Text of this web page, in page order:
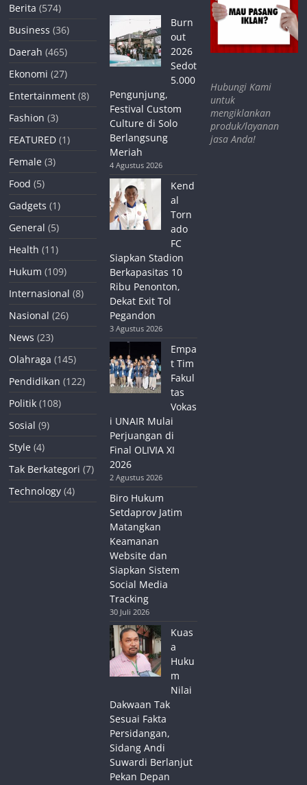
Berita (574)
Business (36)
Daerah (465)
Ekonomi (27)
Entertainment (8)
Fashion (3)
FEATURED (1)
Female (3)
Food (5)
Gadgets (1)
General (5)
Health (11)
Hukum (109)
Internasional (8)
Nasional (26)
News (23)
Olahraga (145)
Pendidikan (122)
Politik (108)
Sosial (9)
Style (4)
Tak Berkategori (7)
Technology (4)
Burn
out
2026
Sedot
5.000
Pengunjung,
Festival Custom
Culture di Solo
Berlangsung
Meriah
4 Agustus 2026
Kend
al
Torn
ado
FC
Siapkan Stadion
Berkapasitas 10
Ribu Penonton,
Dekat Exit Tol
Pegandon
3 Agustus 2026
Empa
t Tim
Fakul
tas
Vokas
i UNAIR Mulai
Perjuangan di
Final OLIVIA XI
2026
2 Agustus 2026
Biro Hukum
Setdaprov Jatim
Matangkan
Keamanan
Website dan
Siapkan Sistem
Social Media
Tracking
30 Juli 2026
Kuas
a
Huku
m
Nilai
Dakwaan Tak
Sesuai Fakta
Persidangan,
Sidang Andi
Suwardi Berlanjut
Pekan Depan
Hubungi Kami
untuk
mengiklankan
produk/layanan
jasa Anda!